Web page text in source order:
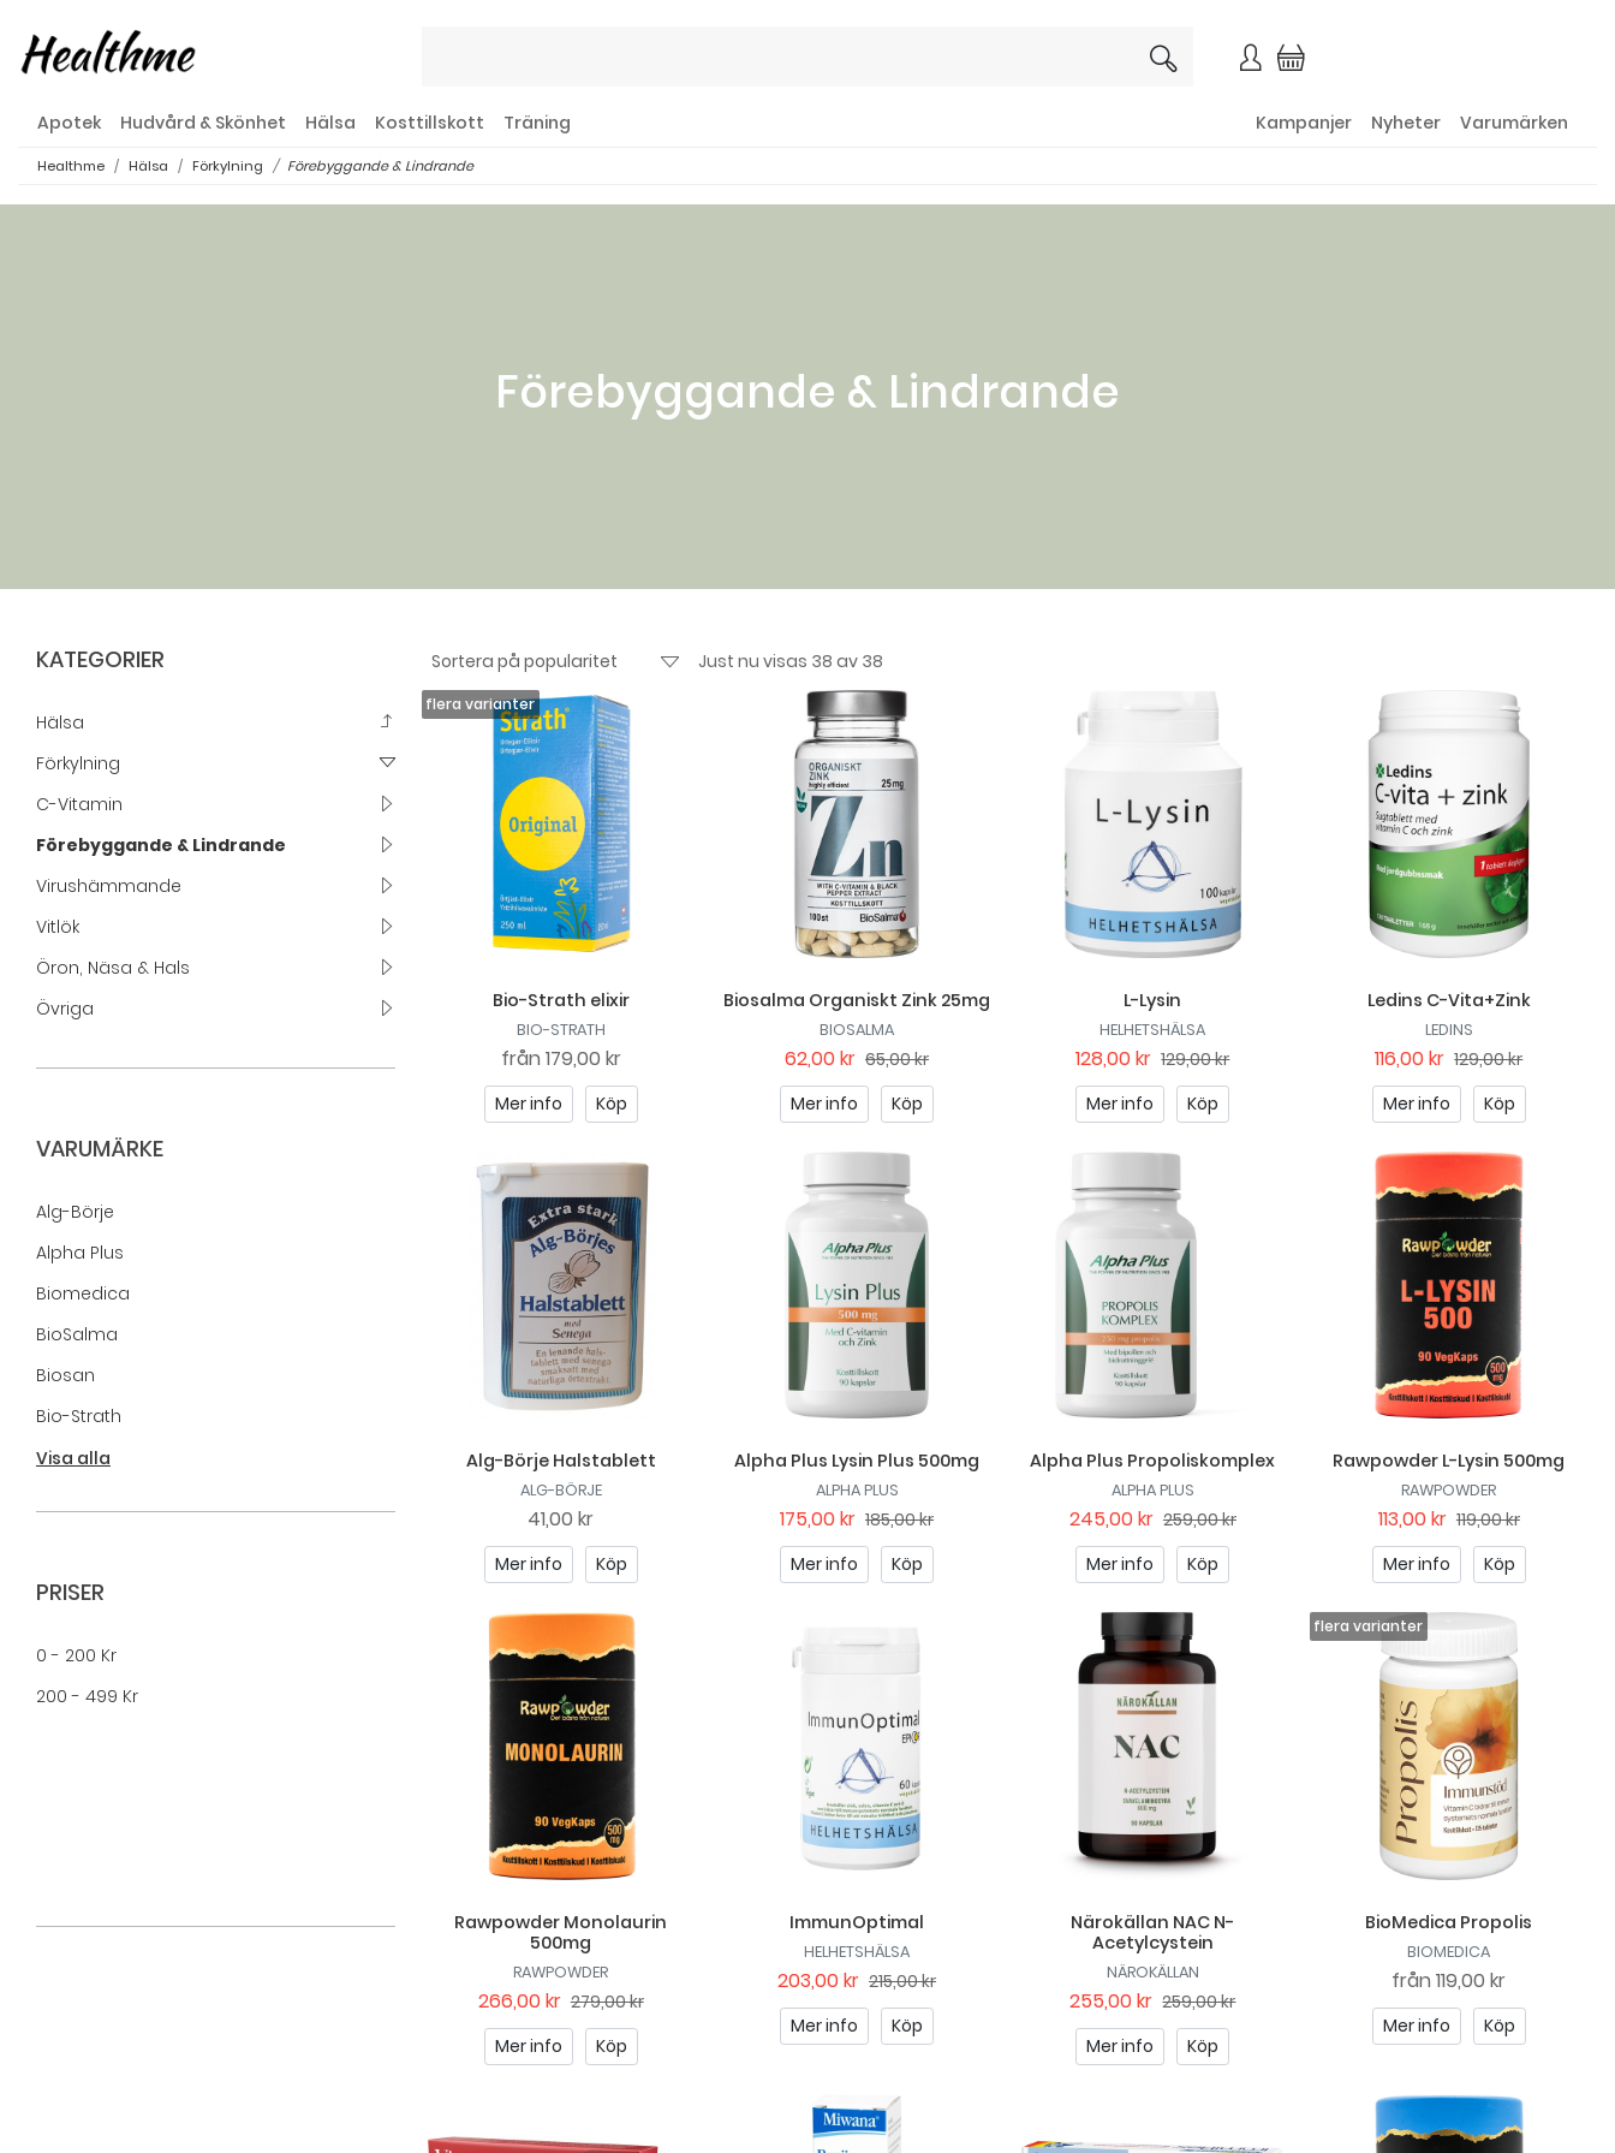
Apotek Hudvård & Skönhet Hälsa Kosttillskott Träning Kampanjer Nyheter Varumärken
Healthme Hälsa Förkylning Förebyggande & Lindrande
Förebyggande & Lindrande
KATEGORIER
Hälsa
Förkylning
C-Vitamin
Förebyggande & Lindrande
Virushämmande
Vitlök
Öron, Näsa & Hals
Övriga
VARUMÄRKE
Alg-Börje
Alpha Plus
Biomedica
BioSalma
Biosan
Bio-Strath
Helhetshälsa
MGO
Nutriguard
Närokällan
Visa alla
PRISER
0 - 200 Kr
200 - 499 Kr
Just nu visas 38 av 38
Bio-Strath elixir
BIO-STRATH
från 179,00 kr
Mer info Köp
Biosalma Organiskt Zink 25mg
BIOSALMA
62,00 kr 65,00 kr
Mer info
Köp
L-Lysin
HELHETSHÄLSA
128,00 kr 129,00 kr
Mer info
Köp
Ledins C-Vita+Zink
LEDINS
116,00 kr 129,00 kr
Mer info
Köp
Alg-Börje Halstablett
ALG-BÖRJE
41,00 kr
Mer info Köp
Alpha Plus Lysin Plus 500mg
ALPHA PLUS
175,00 kr 185,00 kr
Mer info
Köp
Alpha Plus Propoliskomplex
ALPHA PLUS
245,00 kr 259,00 kr
Mer info
Köp
Rawpowder L-Lysin 500mg
RAWPOWDER
113,00 kr 119,00 kr
Mer info
Köp
Rawpowder Monolaurin
500mg
RAWPOWDER
266,00 kr 279,00 kr
Mer info
Köp
ImmunOptimal
HELHETSHÄLSA
203,00 kr 215,00 kr
Mer info
Köp
Närokällan NAC N-
Acetylcystein
NÄROKÄLLAN
255,00 kr 259,00 kr
Mer info
Köp
BioMedica Propolis
BIOMEDICA
från119,00 kr
Mer info Köp